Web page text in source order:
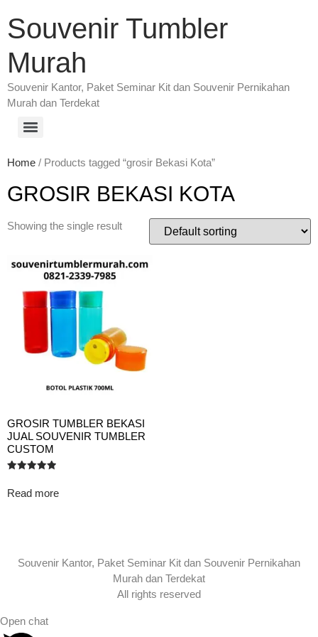
Souvenir Tumbler
Murah
Souvenir Kantor, Paket Seminar Kit dan Souvenir Pernikahan
Murah dan Terdekat
Home / Products tagged “grosir Bekasi Kota”
GROSIR BEKASI KOTA
Showing the single result
GROSIR TUMBLER BEKASI
JUAL SOUVENIR TUMBLER
CUSTOM
5.00
out of 5
Read more
Souvenir Kantor, Paket Seminar Kit dan Souvenir Pernikahan
Murah dan Terdekat
All rights reserved
Open chat